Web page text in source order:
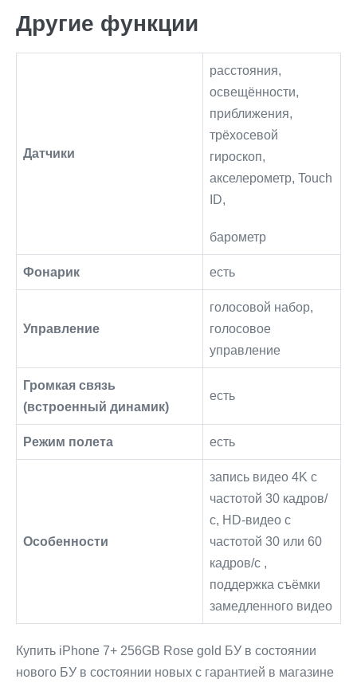
Другие функции
Датчики
расстояния,
освещённости,
приближения,
трёхосевой
гироскоп,
акселерометр, Touch
ID,
барометр
Фонарик есть
Управление
голосовой набор,
голосовое
управление
Громкая связь
(встроенный динамик)
есть
Режим полета есть
Особенности
запись видео 4K с
частотой 30 кадров/
с, HD-видео с
частотой 30 или 60
кадров/с ,
поддержка съёмки
замедленного видео
Купить iPhone 7+ 256GB Rose gold БУ в состоянии
нового БУ в состоянии новых с гарантией в магазине